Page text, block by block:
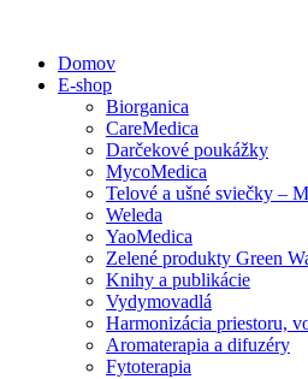
Domov
E-shop
Biorganica
CareMedica
Darčekové poukážky
MycoMedica
Telové a ušné sviečky –
Weleda
YaoMedica
Zelené produkty Green
Knihy a publikácie
Vydymovadlá
Harmonizácia priestoru,
Aromaterapia a difuzéry
Fytoterapia